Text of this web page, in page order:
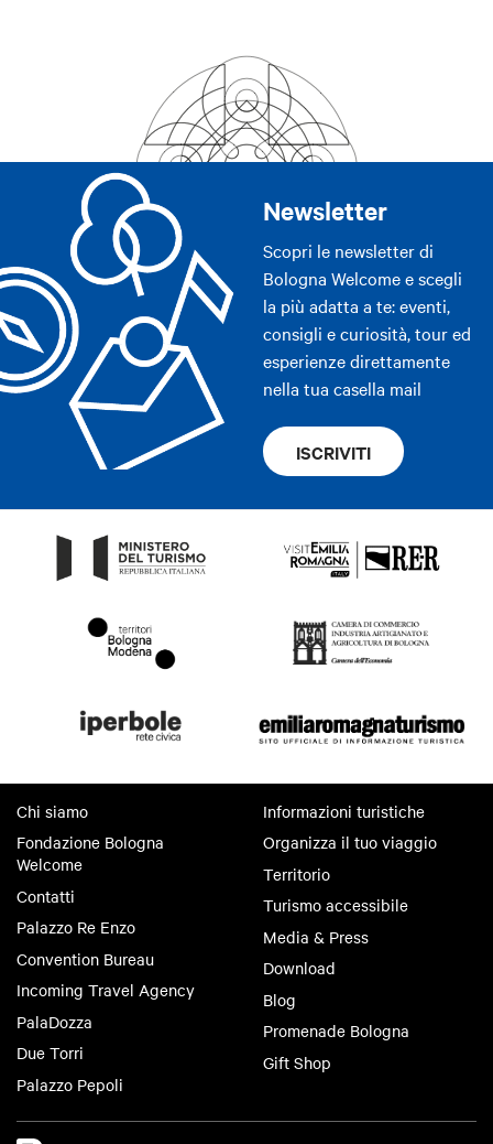
Newsletter
Scopri le newsletter di
Bologna Welcome e scegli
la più adatta a te: eventi,
consigli e curiosità, tour ed
esperienze direttamente
nella tua casella mail
ISCRIVITI
Chi siamo
Fondazione Bologna
Welcome
Contatti
Palazzo Re Enzo
Convention Bureau
Incoming Travel Agency
PalaDozza
Due Torri
Palazzo Pepoli
Informazioni turistiche
Organizza il tuo viaggio
Territorio
Turismo accessibile
Media & Press
Download
Blog
Promenade Bologna
Gift Shop